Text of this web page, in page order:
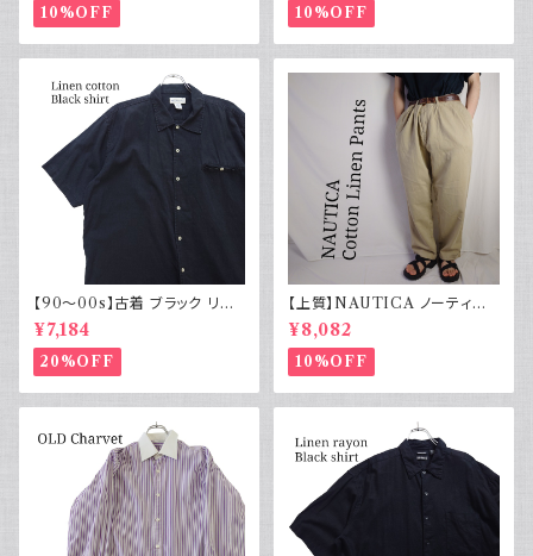
10%OFF 10%OFF
【90～00s】古着 ブラック リネ
ンコットンシャツ 黒 ボックスシ
ルエット
¥7,184
20%OFF
【上質】NAUTICA ノーティカ
コットンリネンパンツ ツータック
¥8,082
10%OFF